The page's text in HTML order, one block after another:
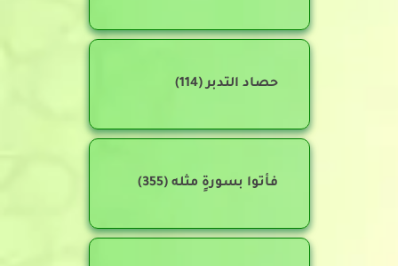
حصاد التدبر(114)
فأتوا بسورةٍ مثله (355)